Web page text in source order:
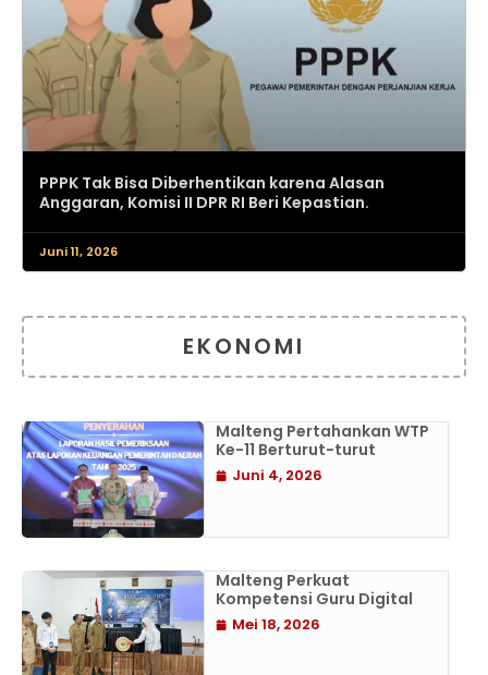
PPPK Tak Bisa Diberhentikan karena Alasan
Anggaran, Komisi II DPR RI Beri Kepastian.
Juni 11, 2026
EKONOMI
Malteng Pertahankan WTP
Ke-11 Berturut-turut
Juni 4, 2026
Malteng Perkuat
Kompetensi Guru Digital
Mei 18, 2026